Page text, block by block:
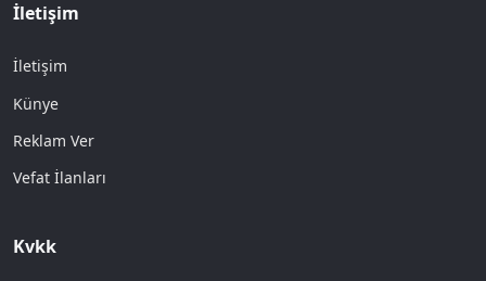
İletişim
İletişim
Künye
Reklam Ver
Vefat İlanları
Kvkk